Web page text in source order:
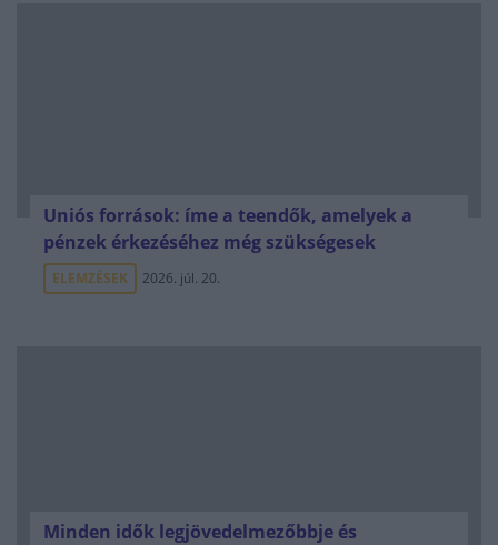
Uniós források: íme a teendők, amelyek a
pénzek érkezéséhez még szükségesek
ELEMZÉSEK 2026. júl. 20.
Minden idők legjövedelmezőbbje és